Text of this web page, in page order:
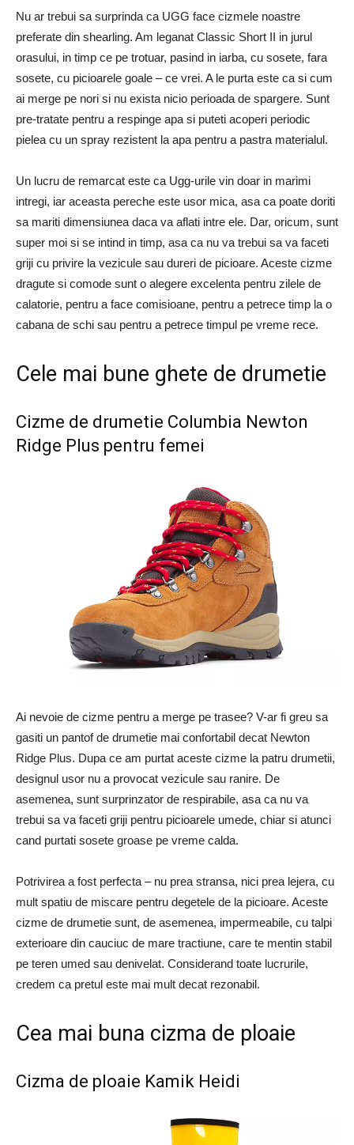
Nu ar trebui sa surprinda ca UGG face cizmele noastre
preferate din shearling. Am leganat Classic Short II in jurul
orasului, in timp ce pe trotuar, pasind in iarba, cu sosete, fara
sosete, cu picioarele goale – ce vrei. A le purta este ca si cum
ai merge pe nori si nu exista nicio perioada de spargere. Sunt
pre-tratate pentru a respinge apa si puteti acoperi periodic
pielea cu un spray rezistent la apa pentru a pastra materialul.
Un lucru de remarcat este ca Ugg-urile vin doar in marimi
intregi, iar aceasta pereche este usor mica, asa ca poate doriti
sa mariti dimensiunea daca va aflati intre ele. Dar, oricum, sunt
super moi si se intind in timp, asa ca nu va trebui sa va faceti
griji cu privire la vezicule sau dureri de picioare. Aceste cizme
dragute si comode sunt o alegere excelenta pentru zilele de
calatorie, pentru a face comisioane, pentru a petrece timp la o
cabana de schi sau pentru a petrece timpul pe vreme rece.
Cele mai bune ghete de drumetie
Cizme de drumetie Columbia Newton
Ridge Plus pentru femei
Ai nevoie de cizme pentru a merge pe trasee? V-ar fi greu sa
gasiti un pantof de drumetie mai confortabil decat Newton
Ridge Plus. Dupa ce am purtat aceste cizme la patru drumetii,
designul usor nu a provocat vezicule sau ranire. De
asemenea, sunt surprinzator de respirabile, asa ca nu va
trebui sa va faceti griji pentru picioarele umede, chiar si atunci
cand purtati sosete groase pe vreme calda.
Potrivirea a fost perfecta – nu prea stransa, nici prea lejera, cu
mult spatiu de miscare pentru degetele de la picioare. Aceste
cizme de drumetie sunt, de asemenea, impermeabile, cu talpi
exterioare din cauciuc de mare tractiune, care te mentin stabil
pe teren umed sau denivelat. Considerand toate lucrurile,
credem ca pretul este mai mult decat rezonabil.
Cea mai buna cizma de ploaie
Cizma de ploaie Kamik Heidi